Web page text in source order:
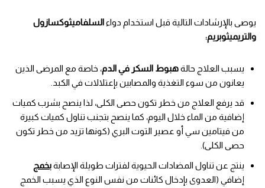
يوصى بالإرشادات التالية قبل استخدام دواءالسلفاميثوكسازول
والتريميثوبريم:
يسبب العلاج حالةهبوط السكر في الدم، خاصة مع المرضى الذين
يعانون من سوء التغذية والمصابين بإعتلالات في الكبد.
قد يرفع العلاج من خطر تكون حصى الكلى، لذا ينصح بشرب كميات
إضافية من الماء خلال اليوم، كما ينصح بتجنب تناول كميات كبيرة
من فيتامين سي أو عصير التوت البري (كونها تزيد من خطر تكون
حصى الكلى).
ينتج عن تناول المضادات الحيوية لفترات طويلة الإصابةبخمج
إضافي (العدوى بإدخال كائنات من نفس النوع الذي يسبب الخمج